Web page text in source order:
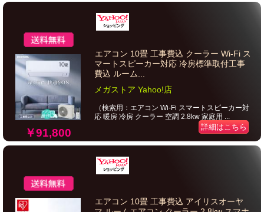
￥91,800
エアコン 10畳 工事費込 クーラー Wi-Fi ス
マートスピーカー対応 冷房標準取付工事
費込 ルーム...
メガストア Yahoo!店
（検索用：エアコン Wi-Fi スマートスピーカー対
応 暖房 冷房 クーラー 空調 2.8kw 家庭用 ...
詳細はこちら
エアコン 10畳 工事費込 アイリスオーヤ